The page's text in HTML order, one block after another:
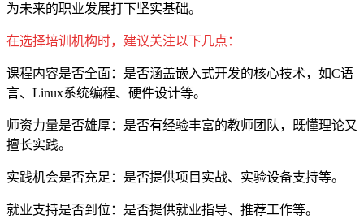
为未来的职业发展打下坚实基础。
在选择培训机构时，建议关注以下几点：
课程内容是否全面：是否涵盖嵌入式开发的核心技术，如C语
言、Linux系统编程、硬件设计等。
师资力量是否雄厚：是否有经验丰富的教师团队，既懂理论又
擅长实践。
实践机会是否充足：是否提供项目实战、实验设备支持等。
就业支持是否到位：是否提供就业指导、推荐工作等。